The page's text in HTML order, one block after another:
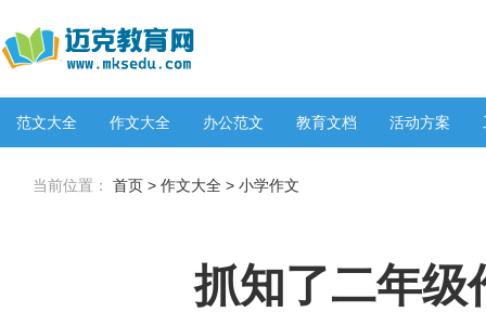
范文大全 作文大全 办公范文 教育文档 活动方案
当前位置： 首页 > 作文大全 > 小学作文
抓知了二年级